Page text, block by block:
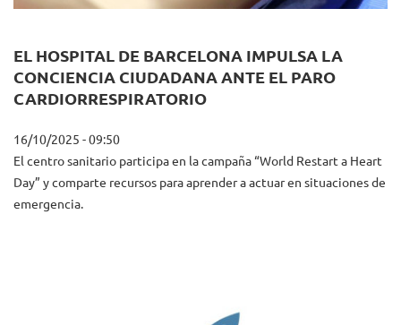
EL HOSPITAL DE BARCELONA IMPULSA LA
CONCIENCIA CIUDADANA ANTE EL PARO
CARDIORRESPIRATORIO
16/10/2025 - 09:50
El centro sanitario participa en la campaña “World Restart a Heart
Day” y comparte recursos para aprender a actuar en situaciones de
emergencia.